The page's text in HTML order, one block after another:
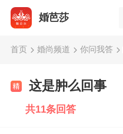
婚芭莎
首页 婚尚频道 你问我答
这是肿么回事
共11条回答